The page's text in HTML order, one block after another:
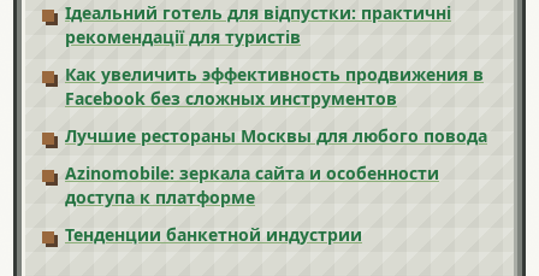
Ідеальний готель для відпустки: практичні
рекомендації для туристів
Как увеличить эффективность продвижения в
Facebook без сложных инструментов
Лучшие рестораны Москвы для любого повода
Azinomobile: зеркала сайта и особенности
доступа к платформе
Тенденции банкетной индустрии